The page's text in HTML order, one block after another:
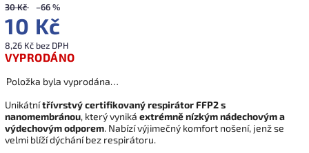
30 Kč –66 %
10 Kč
8,26 Kč bez DPH
VYPRODÁNO
Položka byla vyprodána…
Unikátnítřívrstvý certifikovaný respirátor FFP2 s
nanomembránou, který vyniká extrémně nízkým nádechovým a
výdechovým odporem. Nabízí výjimečný komfort nošení, jenž se
velmi blíží dýchání bez respirátoru.